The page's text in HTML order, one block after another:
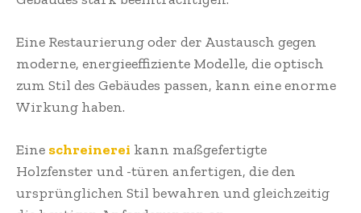
Eine Restaurierung oder der Austausch gegen
moderne, energieeffiziente Modelle, die optisch
zum Stil des Gebäudes passen, kann eine enorme
Wirkung haben.
Eine schreinerei kann maßgefertigte
Holzfenster und -türen anfertigen, die den
ursprünglichen Stil bewahren und gleichzeitig